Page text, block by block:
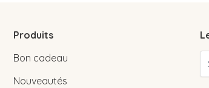
Produits
Bon cadeau
Nouveautés